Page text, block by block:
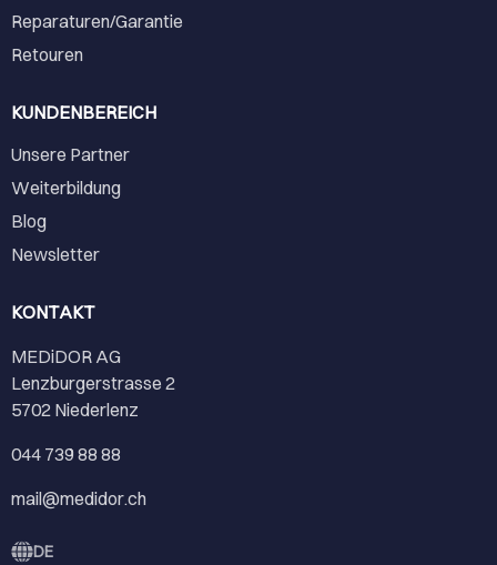
Reparaturen/Garantie
Retouren
KUNDENBEREICH
Unsere Partner
Weiterbildung
Blog
Newsletter
KONTAKT
MEDiDOR AG
Lenzburgerstrasse 2
5702 Niederlenz
044 739 88 88
mail@medidor.ch
DE